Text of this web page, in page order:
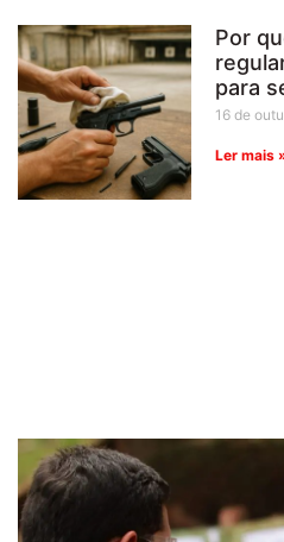
Por
para
16 de
Ler mais